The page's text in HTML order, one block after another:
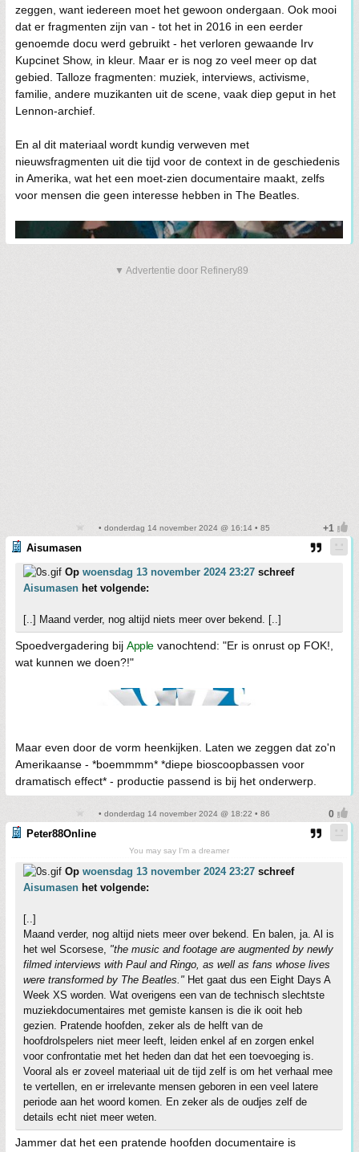
zeggen, want iedereen moet het gewoon ondergaan. Ook mooi
dat er fragmenten zijn van - tot het in 2016 in een eerder
genoemde docu werd gebruikt - het verloren gewaande Irv
Kupcinet Show, in kleur. Maar er is nog zo veel meer op dat
gebied. Talloze fragmenten: muziek, interviews, activisme,
familie, andere muzikanten uit de scene, vaak diep geput in het
Lennon-archief.
En al dit materiaal wordt kundig verweven met
nieuwsfragmenten uit die tijd voor de context in de geschiedenis
in Amerika, wat het een moet-zien documentaire maakt, zelfs
voor mensen die geen interesse hebben in The Beatles.
▼ Advertentie door Refinery89
• donderdag 14 november 2024 @ 16:14 • 85
Aisumasen
Op woensdag 13 november 2024 23:27 schreef
Aisumasen het volgende:
[..] Maand verder, nog altijd niets meer over bekend. [..]
Spoedvergadering bij Applevanochtend: "Er is onrust op FOK!,
wat kunnen we doen?!"
Maar even door de vorm heenkijken. Laten we zeggen dat zo'n
Amerikaanse - *boemmmm* *diepe bioscoopbassen voor
dramatisch effect* - productie passend is bij het onderwerp.
• donderdag 14 november 2024 @ 18:22 • 86
Peter88Online
You may say I'm a dreamer
Op woensdag 13 november 2024 23:27 schreef
Aisumasen het volgende:
[..]
Maand verder, nog altijd niets meer over bekend. En balen, ja. Al is
het wel Scorsese, "the music and footage are augmented by newly
filmed interviews with Paul and Ringo, as well as fans whose lives
were transformed by The Beatles." Het gaat dus een Eight Days A
Week XS worden. Wat overigens een van de technisch slechtste
muziekdocumentaires met gemiste kansen is die ik ooit heb
gezien. Pratende hoofden, zeker als de helft van de
hoofdrolspelers niet meer leeft, leiden enkel af en zorgen enkel
voor confrontatie met het heden dan dat het een toevoeging is.
Vooral als er zoveel materiaal uit de tijd zelf is om het verhaal mee
te vertellen, en er irrelevante mensen geboren in een veel latere
periode aan het woord komen. En zeker als de oudjes zelf de
details echt niet meer weten.
Jammer dat het een pratende hoofden documentaire is